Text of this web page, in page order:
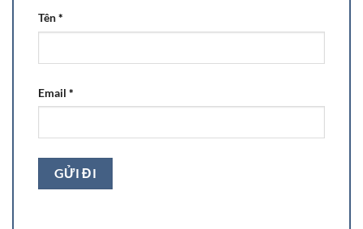
Tên*
Email *